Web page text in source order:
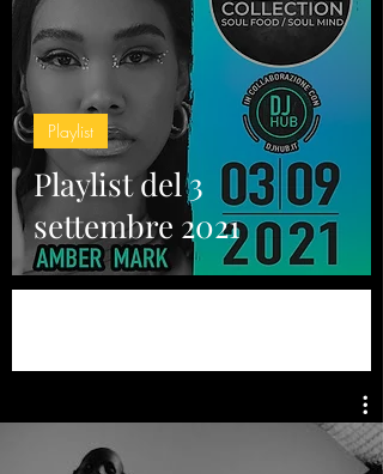
Playlist del 3
settembre 2021
Playlist